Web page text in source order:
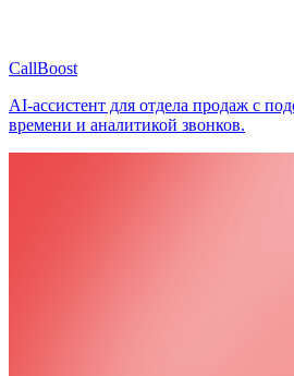
CallBoost
AI-ассистент для отдела продаж с
времени и аналитикой звонков.